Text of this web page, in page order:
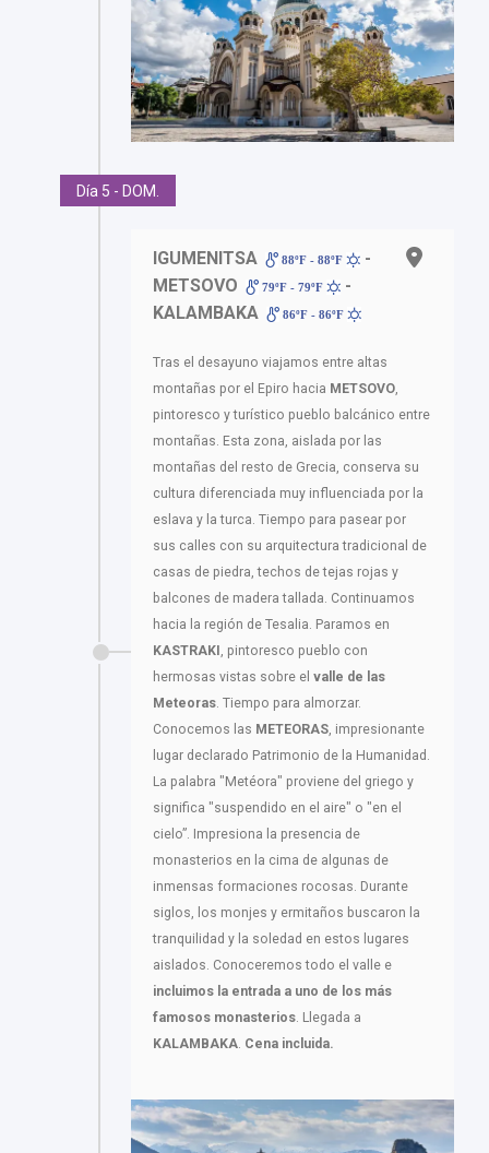
Día 5 - DOM.
IGUMENITSA 88ºF - 88ºF
-
METSOVO
79ºF - 79ºF
-
KALAMBAKA
86ºF - 86ºF
Tras el desayuno viajamos entre altas
montañas por el Epiro hacia METSOVO
pintoresco y turístico pueblo balcánico entre
montañas. Esta zona, aislada por las
montañas del resto de Grecia, conserva su
cultura diferenciada muy influenciada por la
eslava y la turca. Tiempo para pasear por
sus calles con su arquitectura tradicional de
casas de piedra, techos de tejas rojas y
balcones de madera tallada. Continuamos
hacia la región de Tesalia. Paramos en
KASTRAKI , pintoresco pueblo con
hermosas vistas sobre el valle de las
Meteoras . Tiempo para almorzar.
Conocemos las METEORAS , impresionante
lugar declarado Patrimonio de la Humanidad.
La palabra "Metéora" proviene del griego y
significa "suspendido en el aire" o "en el
cielo”. Impresiona la presencia de
monasterios en la cima de algunas de
inmensas formaciones rocosas. Durante
siglos, los monjes y ermitaños buscaron la
tranquilidad y la soledad en estos lugares
aislados. Conoceremos todo el valle e
incluimos la entrada a uno de los más
famosos monasterios . Llegada a
KALAMBAKA Cena incluida.